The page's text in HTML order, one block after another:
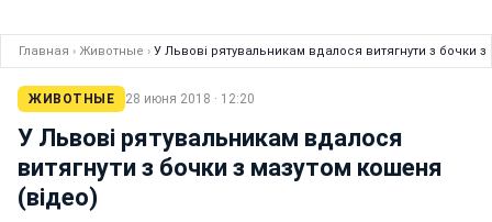
Главная › Животные › У Львові рятувальникам вдалося витягнути з бочки
ЖИВОТНЫЕ 28 июня 2018 · 12:20
У Львові рятувальникам вдалося
витягнути з бочки з мазутом кошеня
(відео)